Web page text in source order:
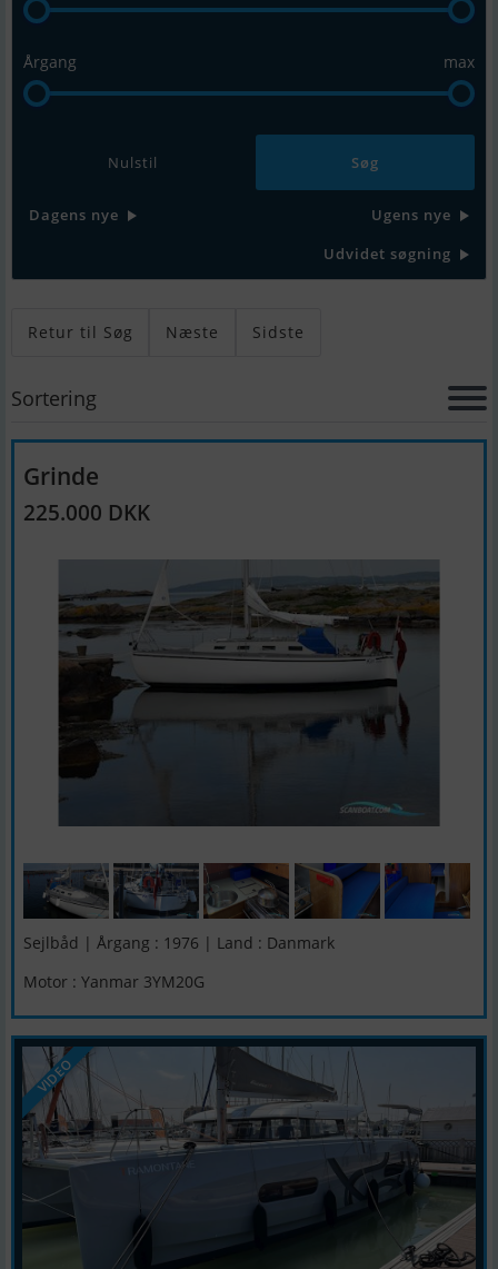
Årgang max
Nulstil
Dagens nye
Ugens nye
Udvidet søgning
Retur til Søg Næste Sidste
Sortering
Grinde
225.000 DKK
Sejlbåd | Årgang : 1976 | Land : Danmark
Motor : Yanmar 3YM20G
VIDEO